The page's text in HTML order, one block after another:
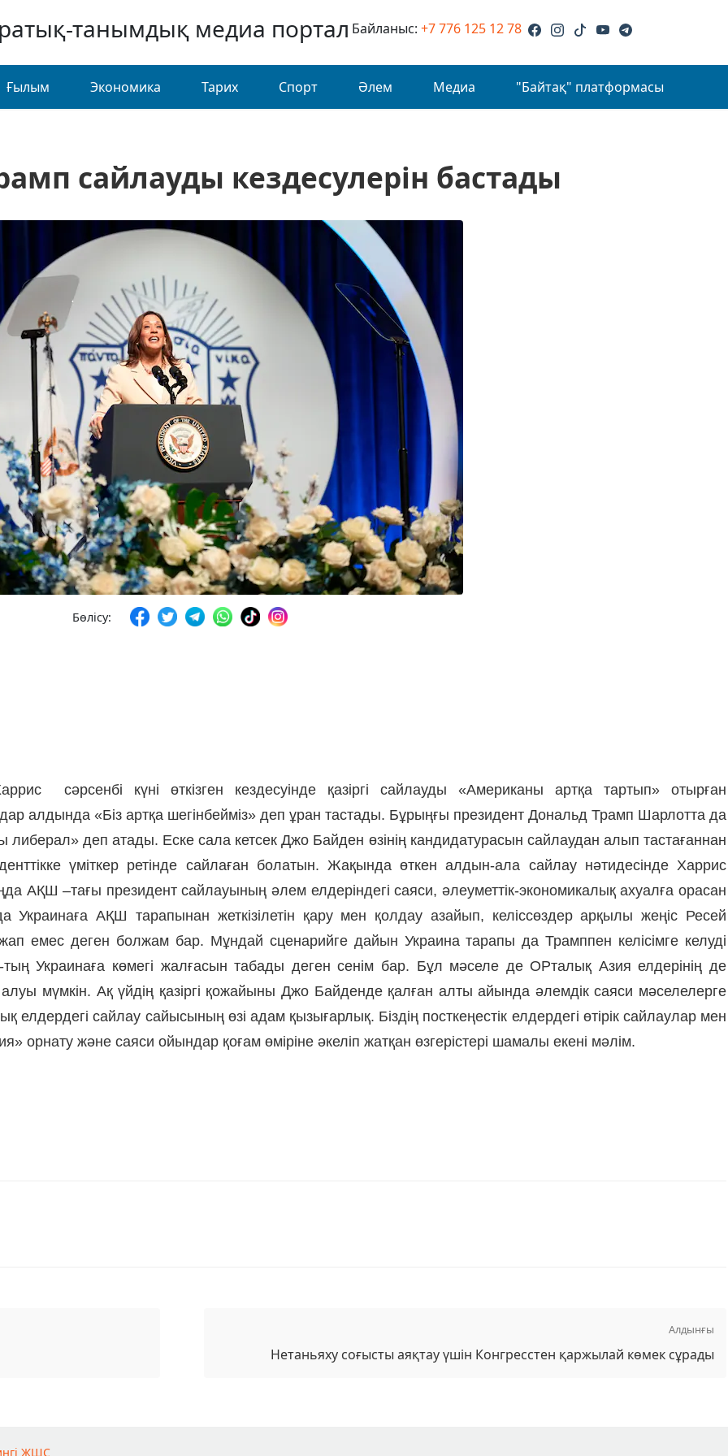
танымдық медиа портал Байланыс:+7 776 125 12 78
Ғылым Экономика Тарих Спорт Әлем Медиа "Байтақ" платформасы
сайлауды кездесулерін бастады
Бөлісу:
сәрсенбі күні өткізген кездесуінде қазіргі сайлауды «Американы артқа тартып» отырған
алдында «Біз артқа шегінбейміз» деп ұран тастады. Бұрыңғы президент Дональд Трамп Шарлотта да
либерал» деп атады. Еске сала кетсек Джо Байден өзінің кандидатурасын сайлаудан алып тастағаннан
үміткер ретінде сайлаған болатын. Жақында өткен алдын-ала сайлау нәтидесінде Харрис
АҚШ –тағы президент сайлауының әлем елдеріндегі саяси, әлеуметтік-экономикалық ахуалға орасан
Украинаға АҚШ тарапынан жеткізілетін қару мен қолдау азайып, келіссөздер арқылы жеңіс Ресей
емес деген болжам бар. Мұндай сценарийге дайын Украина тарапы да Трамппен келісімге келуді
Украинаға көмегі жалғасын табады деген сенім бар. Бұл мәселе де ОРталық Азия елдерінің де
мүмкін. Ақ үйдің қазіргі қожайыны Джо Байденде қалған алты айында әлемдік саяси мәселелерге
сайлау сайысының өзі адам қызығарлық. Біздің посткеңестік елдердегі өтірік сайлаулар мен
және саяси ойындар қоғам өміріне әкеліп жатқан өзгерістері шамалы екені мәлім.
Алдынғы
Нетаньяху соғысты аяқтау үшін Конгресстен қаржылай көмек сұрады
ЖШС